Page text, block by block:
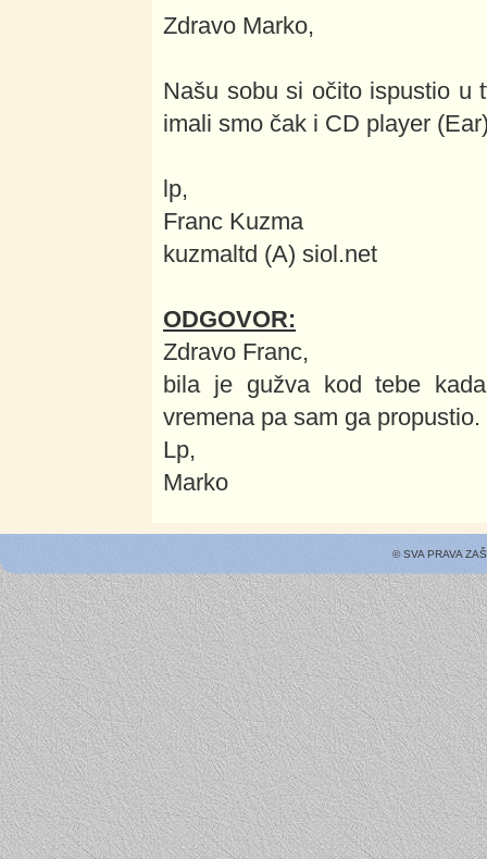
Zdravo Marko,
Našu sobu si očito ispustio u
imali smo čak i CD player
lp,
Franc Kuzma
kuzmaltd (A) siol.net
ODGOVOR:
Zdravo Franc,
bila je gužva kod tebe
vremena pa sam ga
Lp,
Marko
© SVA PRAVA